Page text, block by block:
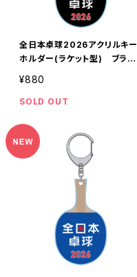
全日本卓球2026アクリルキー
ホルダー(ラケット型) ブラッ
¥880
SOLD OUT